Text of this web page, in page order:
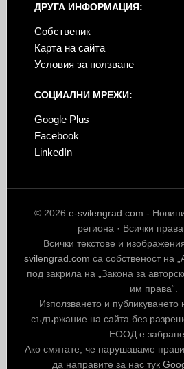
ДРУГА ИНФОРМАЦИЯ:
Собственик
Карта на сайта
Условия за ползване
СОЦИАЛНИ МРЕЖИ:
Google Plus
Facebook
LinkedIn
© 2026e-svilengrad.com -
региона · Всички права
Всички текстове и
svilengrad.com са собственост на
под закрила на „Закона за
им права“.
Използването и публикуването
съдържание на сайта без
ЕООД е
Ако смятате, че нарушаваме
да направите за нас тук